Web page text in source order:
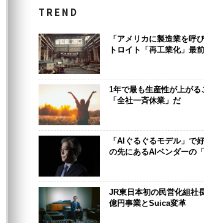
TREND
「アメリカに製造業を呼
トロイト「再工業化」最
1年で最も生産性が上がる
「全社一斉休業」だ
「AIぐるぐるモデル」で
の先にあるAIベンダーの「
JR東日本初の民営化組社
億円事業とSuica変革